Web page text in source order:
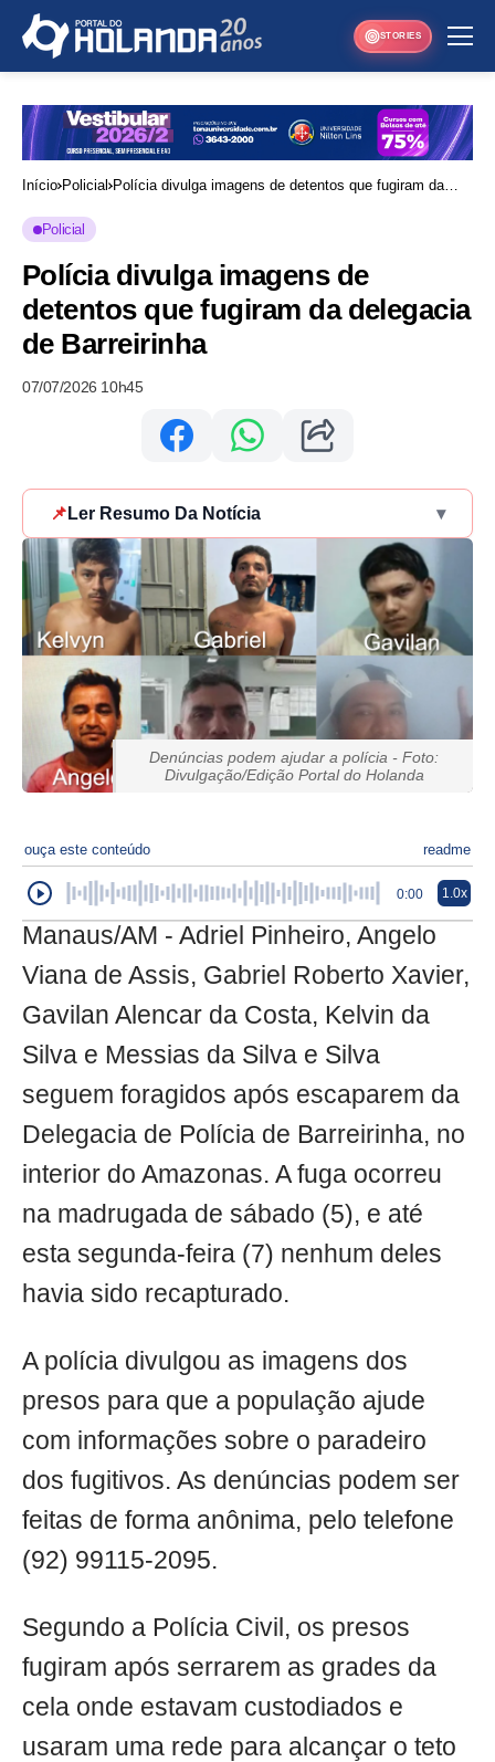
STORIES
Início Policial Polícia divulga imagens de detentos que fugiram da
Policial
Polícia divulga imagens de
detentos que fugiram da delegacia
de Barreirinha
07/07/2026 10h45
📌 Ler Resumo Da Notícia ▾
Denúncias podem ajudar a polícia - Foto:
Divulgação/Edição Portal do Holanda
ouça este conteúdo readme
0:00 1.0x
Manaus/AM - Adriel Pinheiro, Angelo
Viana de Assis, Gabriel Roberto Xavier,
Gavilan Alencar da Costa, Kelvin da
Silva e Messias da Silva e Silva
seguem foragidos após escaparem da
Delegacia de Polícia de Barreirinha, no
interior do Amazonas. A fuga ocorreu
na madrugada de sábado (5), e até
esta segunda-feira (7) nenhum deles
havia sido recapturado.
A polícia divulgou as imagens dos
presos para que a população ajude
com informações sobre o paradeiro
dos fugitivos. As denúncias podem ser
feitas de forma anônima, pelo telefone
(92) 99115-2095.
Segundo a Polícia Civil, os presos
fugiram após serrarem as grades da
cela onde estavam custodiados e
usaram uma rede para alcançar o teto